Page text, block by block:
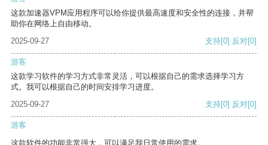
这款加速器VPM应用程序可以给你提供最高速度和安全性的连接，并帮
助你在网络上自由移动。
2025-09-27
支持[0] 反对[0]
游客
这款学习软件的学习方式非常灵活，可以根据自己的需求选择学习方
式。我可以根据自己的时间安排学习进度。
2025-09-27
支持[0] 反对[0]
游客
这款软件的功能非常强大，可以满足我日常使用的需求。